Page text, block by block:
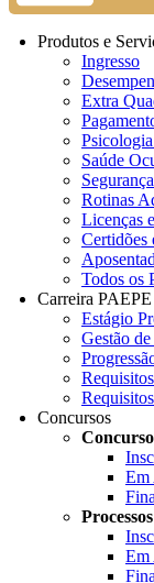
Produtos e
Ingresso
Extra
Saúde
Rotinas
Licenças
Certidões
Todos os
Carreira PAEPE
Estágio
Gestão
Concursos
Em
Em